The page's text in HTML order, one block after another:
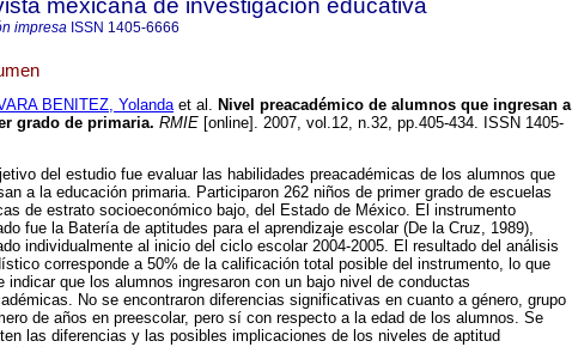
mexicana de investigación educativa
impresa ISSN 1405-6666
BENITEZ, Yolandaet al. Nivel preacadémico de alumnos que ingresan a
grado de primaria. RMIE [online]. 2007, vol.12, n.32, pp.405-434. ISSN 1405-
del estudio fue evaluar las habilidades preacadémicas de los alumnos que
a la educación primaria. Participaron 262 niños de primer grado de escuelas
de estrato socioeconómico bajo, del Estado de México. El instrumento
fue la Batería de aptitudes para el aprendizaje escolar (De la Cruz, 1989),
individualmente al inicio del ciclo escolar 2004-2005. El resultado del análisis
corresponde a 50% de la calificación total posible del instrumento, lo que
indicar que los alumnos ingresaron con un bajo nivel de conductas
No se encontraron diferencias significativas en cuanto a género, grupo
de años en preescolar, pero sí con respecto a la edad de los alumnos. Se
las diferencias y las posibles implicaciones de los niveles de aptitud